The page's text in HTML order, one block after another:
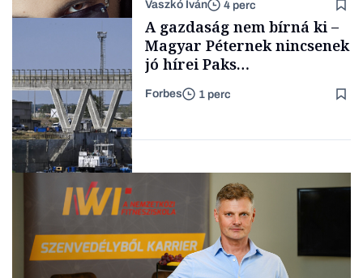
TÁMOGATÓI
Forbes-sztori
gondolataimat akartam
kimondani
Vaszkó Iván 4 perc
A gazdaság nem bírná ki –
Magyar Péternek nincsenek
jó hírei Paks
újraindításáról
Forbes 1 perc